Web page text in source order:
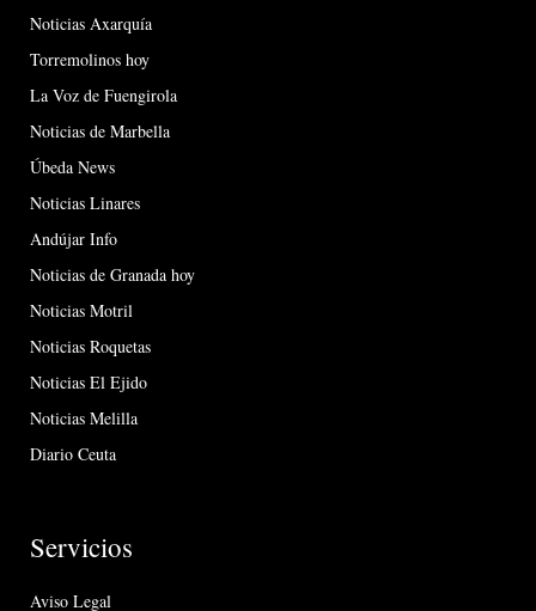
Noticias Axarquía
Torremolinos hoy
La Voz de Fuengirola
Noticias de Marbella
Úbeda News
Noticias Linares
Andújar Info
Noticias de Granada hoy
Noticias Motril
Noticias Roquetas
Noticias El Ejido
Noticias Melilla
Diario Ceuta
Servicios
Aviso Legal